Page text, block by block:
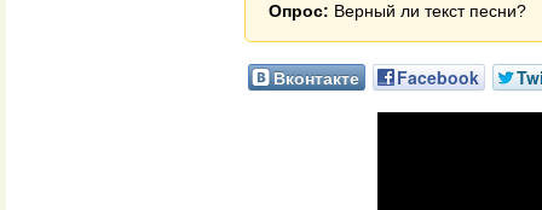
Опрос: Верный ли текст песни?
Вконтакте Facebook